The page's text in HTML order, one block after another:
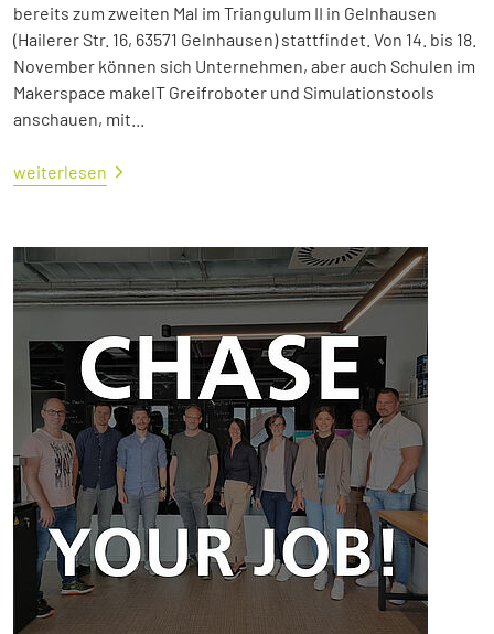
bereits zum zweiten Mal im Triangulum II in Gelnhausen
(Hailerer Str. 16, 63571 Gelnhausen) stattfindet. Von 14. bis 18.
November können sich Unternehmen, aber auch Schulen im
Makerspace makeIT Greifroboter und Simulationstools
anschauen, mit...
weiterlesen